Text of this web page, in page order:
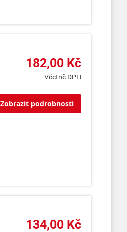
182,00 Kč
Včetně DPH
Zobrazit podrobnosti
134,00 Kč